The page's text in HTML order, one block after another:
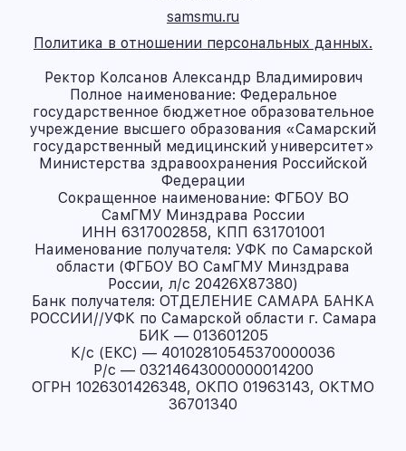
samsmu.ru
Политика в отношении персональных данных.
Ректор Колсанов Александр Владимирович
Полное наименование: Федеральное
государственное бюджетное образовательное
учреждение высшего образования «Самарский
государственный медицинский университет»
Министерства здравоохранения Российской
Федерации
Сокращенное наименование: ФГБОУ ВО
СамГМУ Минздрава России
ИНН 6317002858, КПП 631701001
Наименование получателя: УФК по Самарской
области (ФГБОУ ВО СамГМУ Минздрава
России, л/с 20426X87380)
Банк получателя: ОТДЕЛЕНИЕ САМАРА БАНКА
РОССИИ//УФК по Самарской области г. Самара
БИК — 013601205
К/с (ЕКС) — 40102810545370000036
Р/с — 03214643000000014200
ОГРН 1026301426348, ОКПО 01963143, ОКТМО
36701340